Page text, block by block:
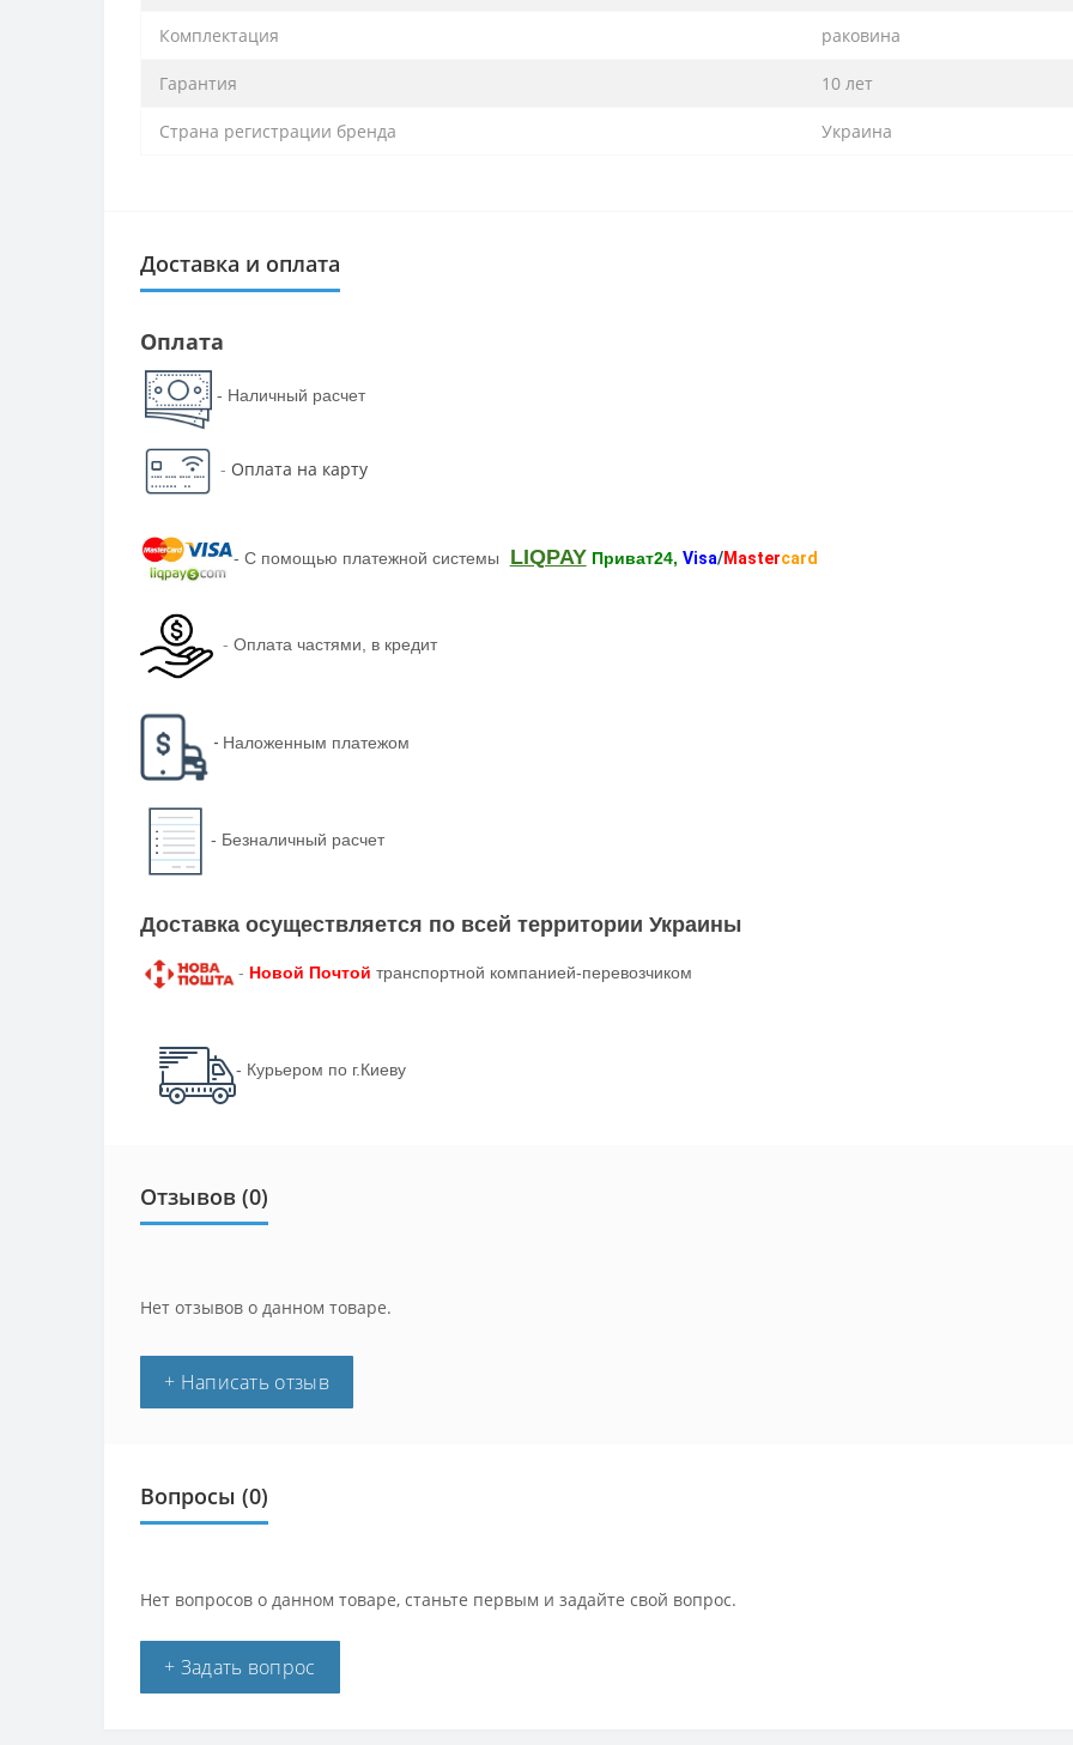
Комплектация раковина
Гарантия 10 лет
Страна регистрации бренда Украина
Доставка и оплата
Оплата
- Наличный расчет
- Оплата на карту
- С помощью платежной системы LIQPAY Приват24, Visa/Mastercard
- Оплата частями, в кредит
- Наложенным платежом
- Безналичный расчет
Доставка осуществляется по всей территории Украины
- Новой Почтой транспортной компанией-перевозчиком
- Курьером по г.Киеву
Отзывов (0)
Нет отзывов о данном товаре.
+ Написать отзыв
Вопросы (0)
Нет вопросов о данном товаре, станьте первым и задайте свой вопрос.
+ Задать вопрос